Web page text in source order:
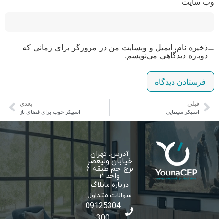
سایت
ذخیره نام، ایمیل و وبسایت من در مرورگر برای زمانی که
دوباره دیدگاهی می‌نویسم.
قبلی
اسپیکر سینمایی
بعدی
اسپیکر خوب برای فضای باز
آدرس: تهران
خیابان ولیعصر
برج جم طبقه 6
واحد 2
درباره مابلاگ
سوالات متداول
09125304